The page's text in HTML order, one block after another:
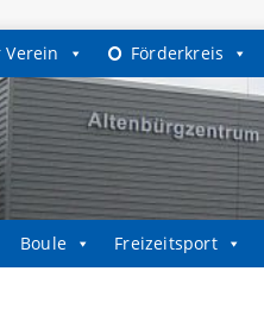
Verein Förderkreis
Boule Freizeitsport